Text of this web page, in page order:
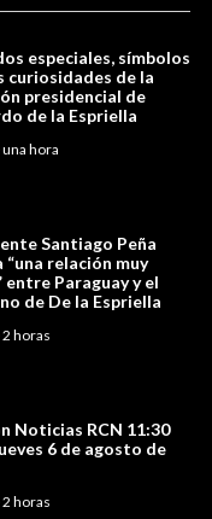
especiales, símbolos
curiosidades de la
presidencial de
de la Espriella
una hora
Santiago Peña
“una relación muy
entre Paraguay y el
de De la Espriella
2 horas
Noticias RCN 11:30
6 de agosto de
2 horas